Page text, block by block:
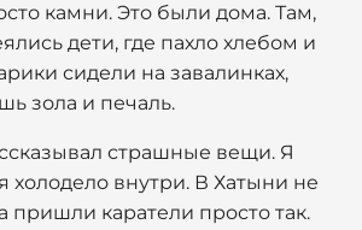
камни. Это были дома. Там,
дети, где пахло хлебом и
сидели на завалинках,
зола и печаль.
страшные вещи. Я
холодело внутри. В Хатыни не
пришли каратели просто так.